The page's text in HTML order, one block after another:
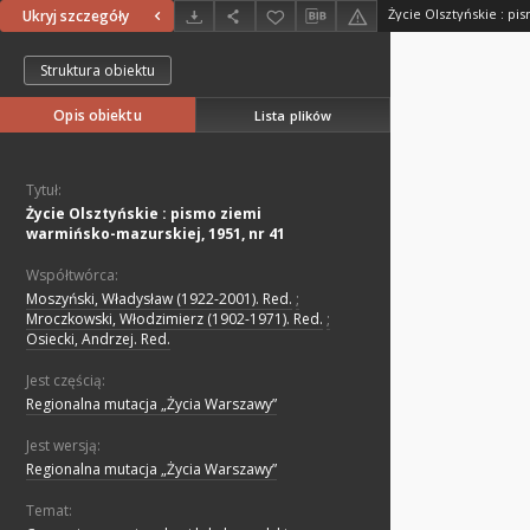
Ukryj szczegóły
Struktura obiektu
Opis obiektu Lista plików
Tytuł:
Życie Olsztyńskie : pismo ziemi
warmińsko-mazurskiej, 1951, nr 41
Współtwórca:
Moszyński, Władysław (1922-2001). Red. ;
Mroczkowski, Włodzimierz (1902-1971). Red. ;
Osiecki, Andrzej. Red.
Jest częścią:
Regionalna mutacja „Życia Warszawy”
Jest wersją:
Regionalna mutacja „Życia Warszawy”
Temat: